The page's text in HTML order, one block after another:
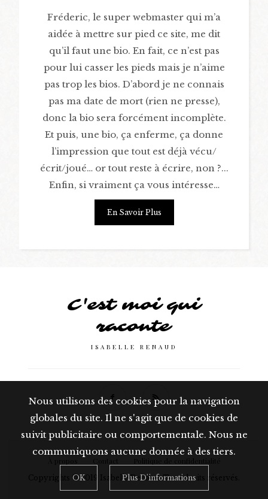
Fréderic, le super webmaster qui m’a
aidée à mettre sur pied ce site, me dit
qu’il faut une bio. En fait, ce n’est pas
pour lui casser les pieds mais je n’aime
pas trop les bios. D’abord je ne connais
pas ma date de mort (rien ne presse),
donc la bio sera forcément incomplète.
Et puis, une bio, ça enferme, ça donne
l’impression que tout est déjà vécu/
écrit/joué… or tout reste à écrire, non ?...
Enfin, si vraiment ça vous intéresse…
En Savoir Plus
C'est moi qui
raconte
ISABELLE RENAUD
À propos Contact Politique de confidentialité
Copyrights © 2019 Isabelle Renaud. Tous droits réservés.
Nous utilisons des cookies pour la navigation
globales du site. Il ne s'agit que de cookies de
suivit publicitaire ou comportementale. Nous ne
communiquons aucune donnée à des tiers.
OK Plus D'informations